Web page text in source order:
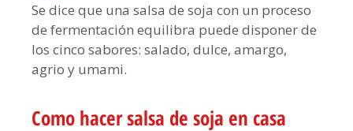
Se dice que una salsa de soja con un proceso
de fermentación equilibra puede disponer de
los cinco sabores: salado, dulce, amargo,
agrio y umami.
Como hacer salsa de soja en casa